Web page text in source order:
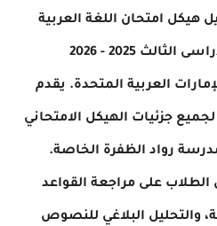
هيكل امتحان اللغة العربية
الصف السادس الفصل الدراسى الثالث 2025 - 2026
العربية المتحدة. يقدم
جزئيات الهيكل الامتحاني
إعداد مدرسة رواد الظفرة الخاصة.
على مراجعة القواعد
والتحليل البلاغي للنصوص